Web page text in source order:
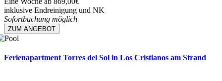
inklusive Endreinigung und NK
Sofortbuchung möglich
ZUM ANGEBOT
Ferienapartment Torres del Sol in Los Cristianos am Strand